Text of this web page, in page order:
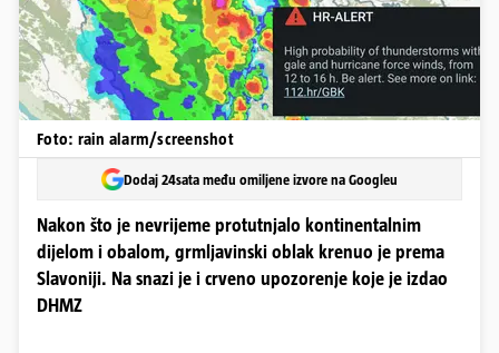
Foto: rain alarm/screenshot
Dodaj 24sata među omiljene izvore na Googleu
Nakon što je nevrijeme protutnjalo kontinentalnim
dijelom i obalom, grmljavinski oblak krenuo je prema
Slavoniji. Na snazi je i crveno upozorenje koje je izdao
DHMZ